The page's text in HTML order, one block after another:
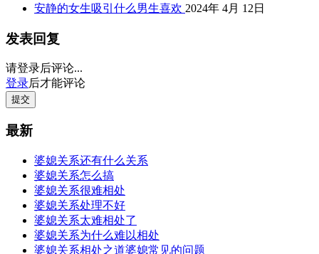
安静的女生吸引什么男生喜欢 2024年 4月 12日
发表回复
请登录后评论...
登录后才能评论
提交
最新
婆媳关系还有什么关系
婆媳关系怎么搞
婆媳关系很难相处
婆媳关系处理不好
婆媳关系太难相处了
婆媳关系为什么难以相处
婆媳关系相处之道婆媳常见的问题